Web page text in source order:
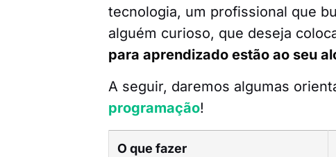
tecnologia, um profissional que
alguém curioso, que deseja
para aprendizado estão ao seu
A seguir, daremos algumas
programação!
O que fazer